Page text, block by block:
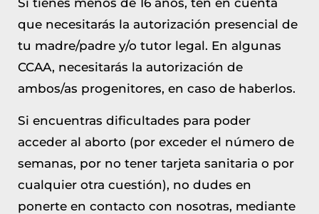
Si tienes menos de 16 años, ten en cuenta
que necesitarás la autorización presencial de
tu madre/padre y/o tutor legal. En algunas
CCAA, necesitarás la autorización de
ambos/as progenitores, en caso de haberlos.
Si encuentras dificultades para poder
acceder al aborto (por exceder el número de
semanas, por no tener tarjeta sanitaria o por
cualquier otra cuestión), no dudes en
ponerte en contacto con nosotras, mediante